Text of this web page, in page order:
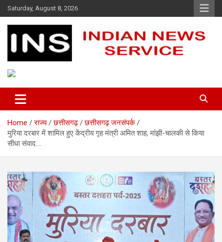
Skip
to
content
Saturday, August 8, 2026
Indian News Service
Home राज्य छत्तीसगढ़
छत्तीसगढ़ जनसंपर्क
मुरिया दरबार में शामिल हुए केंद्रीय गृह मंत्री अमित शाह, मांझी-चालकी से किया
सीधा संवाद….